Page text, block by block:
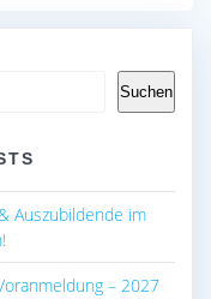
Suchen
Auszubildende im
– 2027